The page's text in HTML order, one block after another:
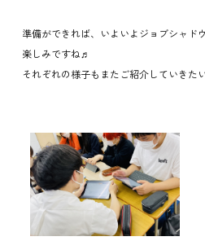
準備ができれば、いよいよジョブシャド
楽しみですね♬
それぞれの様子もまたご紹介していき